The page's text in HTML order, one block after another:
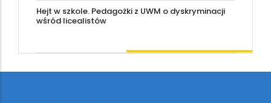
Hejt w szkole. Pedagożki z UWM o dyskryminacji
wśród licealistów